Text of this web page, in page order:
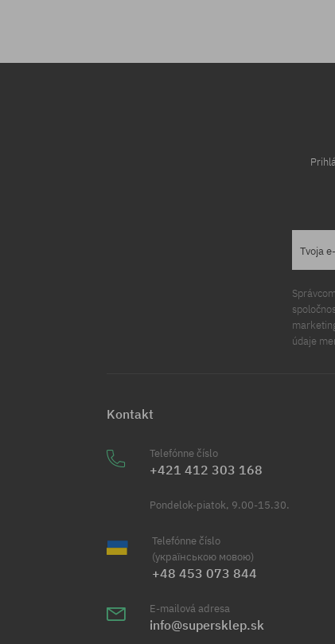
Tvoja
údaje
Kontakt
Telefónne číslo
+421 412 303 168
Pondelok-piatok, 9.00-15.30.
Telefónne číslo
(українською мовою)
+48 453 073 844
E-mailová adresa
info@supersklep.sk